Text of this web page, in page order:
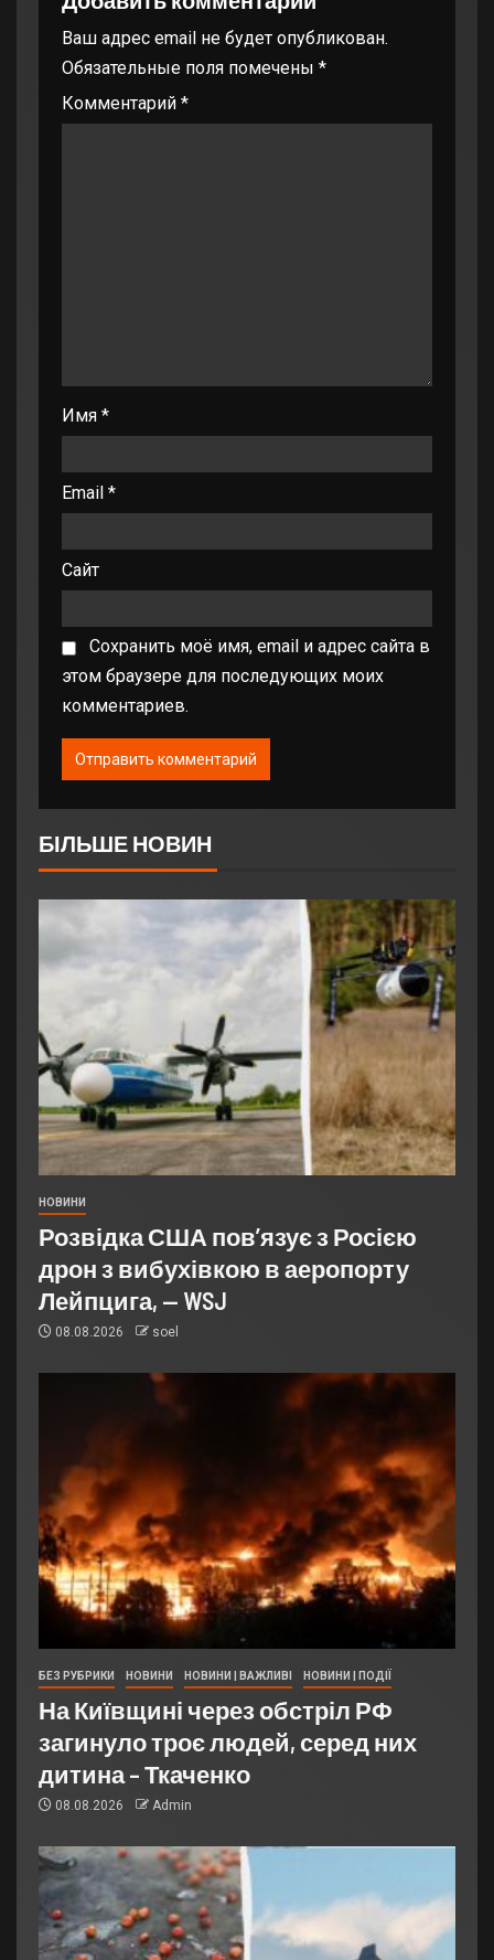
Ваш адрес email не будет опубликован.
Обязательные поля помечены *
Комментарий *
Имя *
Email *
Сайт
Сохранить моё имя, email и адрес сайта в
этом браузере для последующих моих
комментариев.
БІЛЬШЕ НОВИН
НОВИНИ
Розвідка США пов’язує з Росією
дрон з вибухівкою в аеропорту
Лейпцига, — WSJ
08.08.2026 soel
БЕЗ РУБРИКИ НОВИНИ НОВИНИ | ВАЖЛИВІ НОВИНИ | ПОДІЇ
На Київщині через обстріл РФ
загинуло троє людей, серед них
дитина – Ткаченко
08.08.2026 Admin